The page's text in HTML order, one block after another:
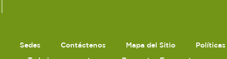
Sedes Contáctenos Mapa del Sitio